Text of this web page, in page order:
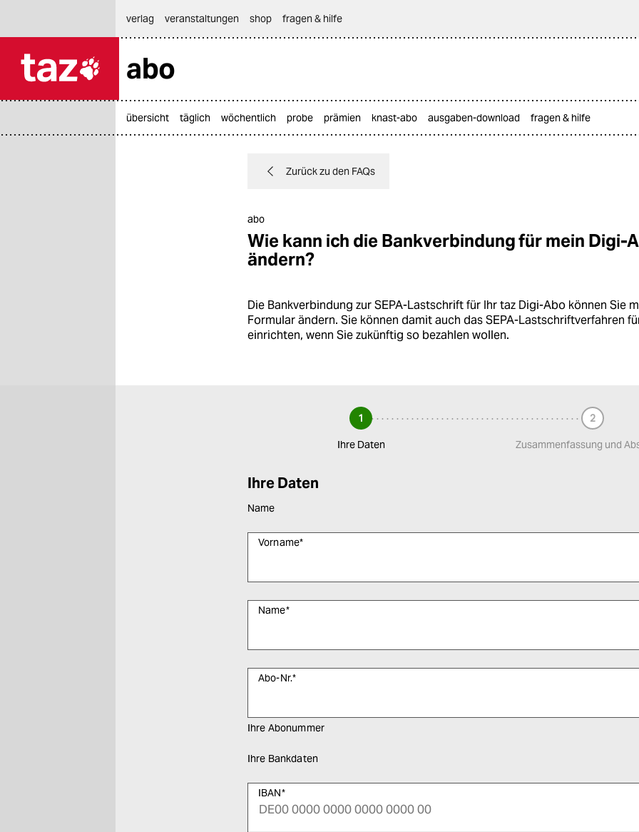
themen
verlag
veranstaltungen shop fragen & hilfe
abo
übersicht täglich wöchentlich probe prämien knast-abo ausgaben-download fragen & hilfe
Zurück zu den FAQs
abo
Wie kann ich die Bankverbindung für mein Digi-
ändern?
Die Bankverbindung zur SEPA-Lastschrift für Ihr taz Digi-Abo können Sie
Formular ändern. Sie können damit auch das SEPA-Lastschriftverfahren
einrichten, wenn Sie zukünftig so bezahlen wollen.
1
Ihre Daten✓ erledigt
2
Zusammenfassung und
Ihre Daten
Name
Vorname*
Name*
Abo-Nr.*
Ihre Abonummer
Ihre Bankdaten
IBAN*